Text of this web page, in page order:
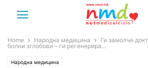
Home Народна медицина
Ги замолче
болни зглобови – ги регенерира...
Народна медицина